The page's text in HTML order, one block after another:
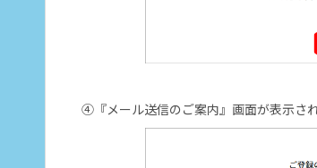
④『メール送信のご案内』画面が表示され